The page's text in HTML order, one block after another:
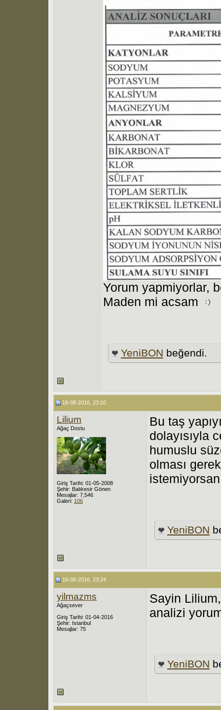
Yorum yapmiyorlar,
Maden mi acsam
YeniBON beğendi.
16-08-2016, 23:10
Lilium
Ağaç Dostu
Giriş Tarihi: 01-05-2008
Şehir: Balıkesir Gönen
Mesajlar: 7,546
Galeri: 106
Bu taş
dolayısıyla
humuslu
olması
YeniBON
16-08-2016, 23:24
yilmazms
Ağaçsever
Giriş Tarihi: 01-04-2016
Şehir: Istanbul
Mesajlar: 75
Sayin
analizi
YeniBON